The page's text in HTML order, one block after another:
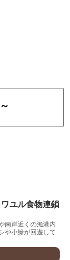
～
ユル食物連鎖
南岸近くの漁港内
や小鰺が回遊して